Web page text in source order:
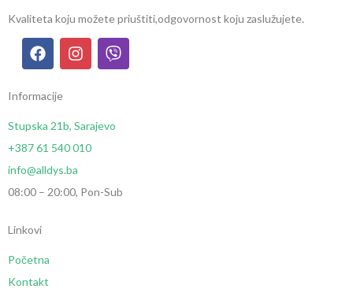
Kvaliteta koju možete priuštiti,odgovornost koju zaslužujete.
Informacije
Stupska 21b, Sarajevo
+387 61 540 010
info@alldys.ba
08:00 – 20:00, Pon-Sub
Linkovi
Početna
Kontakt